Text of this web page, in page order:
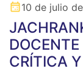
10 de julio
CRÍTICA